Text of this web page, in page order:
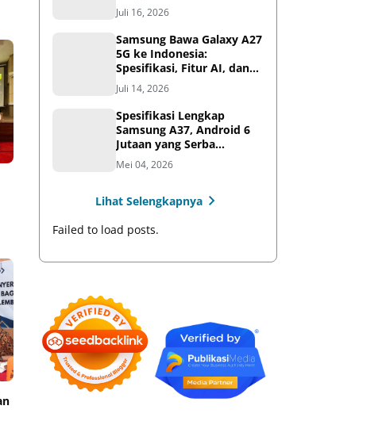
Juli 16, 2026
Samsung Bawa Galaxy A27
5G ke Indonesia:
Spesifikasi, Fitur AI, dan
Harga Resmi
Juli 14, 2026
Spesifikasi Lengkap
Samsung A37, Android 6
Jutaan yang Serba
Lengkap
Mei 04, 2026
Lihat Selengkapnya
Failed to load posts.